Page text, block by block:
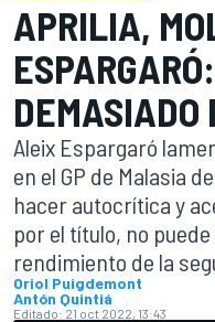
APRILIA,
DEMASIADO
Aleix Espargaró
en el GP de Malasia
hacer autocrítica y
por el título, no
rendimiento de la
Oriol Puigdemont
Antón Quintiá
Editado: 21 oct 2022, 13:43